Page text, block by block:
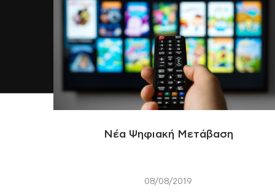
Νέα Ψηφιακή Μετάβαση
08/08/2019